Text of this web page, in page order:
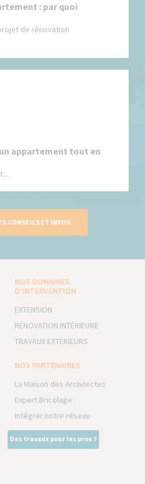
: par quoi
de rénovation
appartement tout en
CONSEILS ET INFOS
NOS DOMAINES
D’INTERVENTION
EXTENSION
RÉNOVATION INTÉRIEURE
TRAVAUX EXTÉRIEURS
NOS PARTENAIRES
La Maison des Architectes
Expert Bricolage
Intégrer notre réseau
Des travaux pour les pros ?